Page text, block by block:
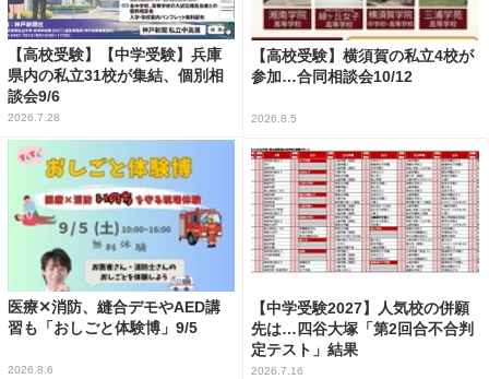
【高校受験】【中学受験】兵庫
県内の私立31校が集結、個別相
談会9/6
2026.7.28
【高校受験】横須賀の私立4校が
参加…合同相談会10/12
2026.8.5
医療✕消防、縫合デモやAED講
習も「おしごと体験博」9/5
2026.8.6
【中学受験2027】人気校の併願
先は…四谷大塚「第2回合不合判
定テスト」結果
2026.7.16